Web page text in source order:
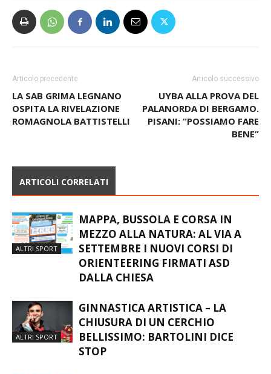
Articolo precedente
LA SAB GRIMA LEGNANO
OSPITA LA RIVELAZIONE
ROMAGNOLA BATTISTELLI
Articolo successivo
UYBA ALLA PROVA DEL
PALANORDA DI BERGAMO.
PISANI: “POSSIAMO FARE
BENE”
ARTICOLI CORRELATI
ALTRI SPORT
MAPPA, BUSSOLA E CORSA IN
MEZZO ALLA NATURA: AL VIA A
SETTEMBRE I NUOVI CORSI DI
ORIENTEERING FIRMATI ASD
DALLA CHIESA
ALTRI SPORT
GINNASTICA ARTISTICA – LA
CHIUSURA DI UN CERCHIO
BELLISSIMO: BARTOLINI DICE
STOP